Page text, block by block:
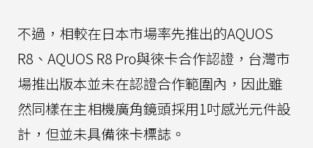
不過，相較在日本市場率先推出的AQUOS
R8、AQUOS R8 Pro與徠卡合作認證，台灣市
場推出版本並未在認證合作範圍內，因此雖
然同樣在主相機廣角鏡頭採用1吋感光元件設
計，但並未具備徠卡標誌。